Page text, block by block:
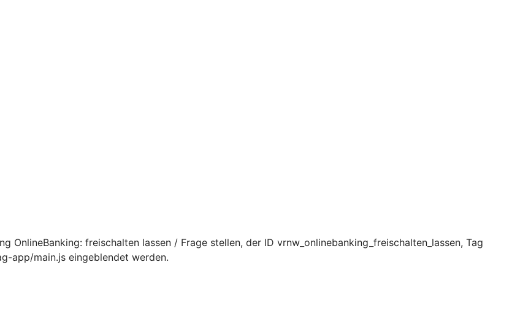
freischalten lassen / Frage stellen, der ID vrnw_onlinebanking_freischalten_lassen, Tag
app/main.js eingeblendet werden.